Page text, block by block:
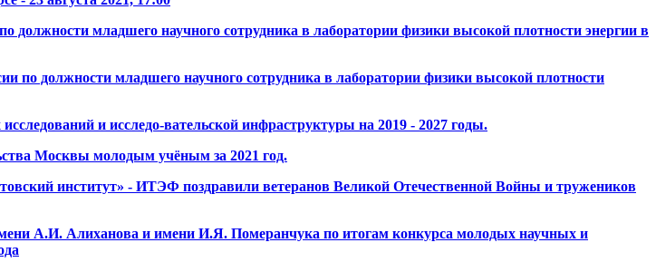
младшего научного сотрудника в лаборатории физики высокой плотности энергии в
должности младшего научного сотрудника в лаборатории физики высокой плотности
и исследо-вательской инфраструктуры на 2019 - 2027 годы.
Москвы молодым учёным за 2021 год.
институт» - ИТЭФ поздравили ветеранов Великой Отечественной Войны и тружеников
А.И. Алиханова и имени И.Я. Померанчука по итогам конкурса молодых научных и